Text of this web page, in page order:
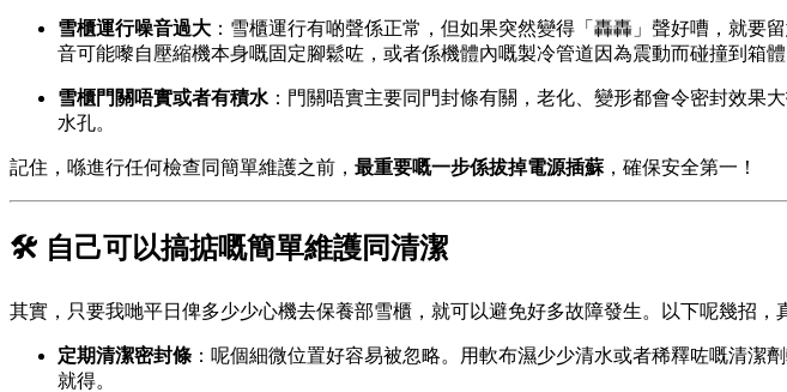
雪櫃運行噪音過大 ：雪櫃運行有啲聲係正常，但如果突然變得「轟轟」聲好嘈，就
音可能嚟自壓縮機本身嘅固定腳鬆咗，或者係機體內嘅製冷管道因為震動而碰撞到箱
雪櫃門關唔實或者有積水 ：門關唔實主要同門封條有關，老化、變形都會令密封效
水孔。
記住，喺進行任何檢查同簡單維護之前， 最重要嘅一步係拔掉電源插蘇，確保安全第一！
🛠️ 自己可以搞掂嘅簡單維護同清潔
其實，只要我哋平日俾多少少心機去保養部雪櫃，就可以避免好多故障發生。以下呢幾招，
定期清潔密封條 ：呢個細微位置好容易被忽略。用軟布濕少少清水或者稀釋咗嘅清
就得。